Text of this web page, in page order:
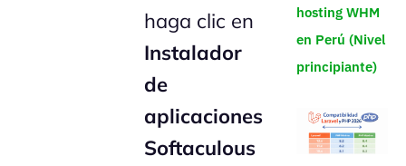
haga clic en
Instalador
de
aplicaciones
Softaculous
hosting WHM
en Perú (Nivel
principiante)